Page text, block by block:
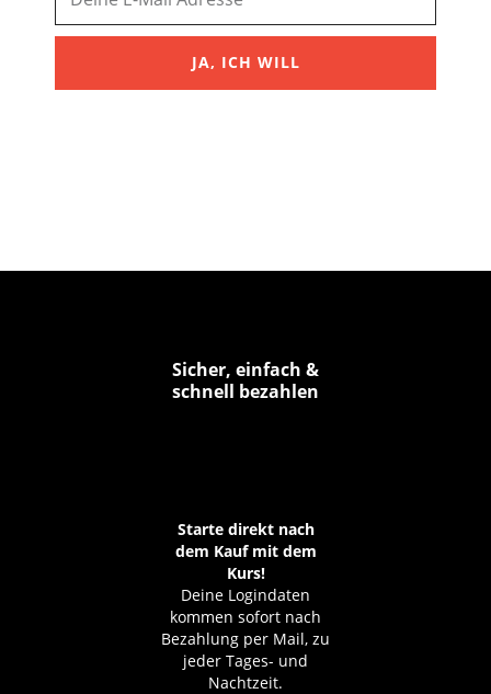
JA, ICH WILL
Sicher, einfach &
schnell bezahlen
Starte direkt nach
dem Kauf mit dem
Kurs!
Deine Logindaten
kommen sofort nach
Bezahlung per Mail, zu
jeder Tages- und
Nachtzeit.